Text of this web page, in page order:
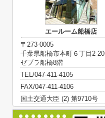
エールーム船橋店
〒273-0005
千葉県船橋市本町６丁目2-20
ゼブラ船橋8階
TEL/047-411-4105
FAX/047-411-4106
国土交通大臣 (2) 第9710号